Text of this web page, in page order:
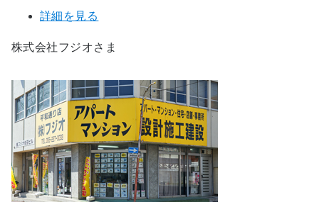
詳細を見る
株式会社フジオさま